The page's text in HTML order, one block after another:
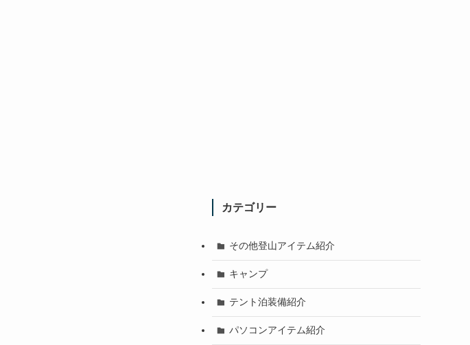
カテゴリー
その他登山アイテム紹介
キャンプ
テント泊装備紹介
パソコンアイテム紹介